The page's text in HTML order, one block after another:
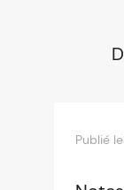
Publié le